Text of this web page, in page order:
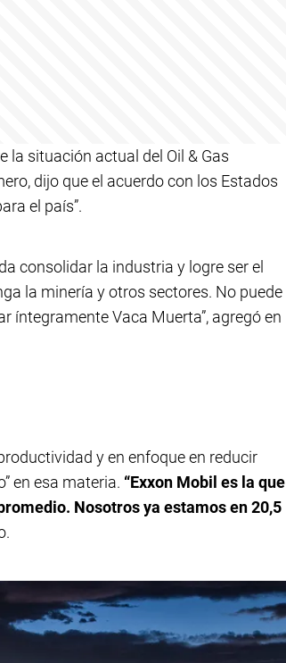
la situación actual del Oil & Gas
dijo que el acuerdo con los Estados
el país”.
consolidar la industria y logre ser el
la minería y otros sectores. No puede
íntegramente Vaca Muerta”, agregó en
y en enfoque en reducir
en esa materia. “Exxon Mobil es la que
Nosotros ya estamos en 20,5